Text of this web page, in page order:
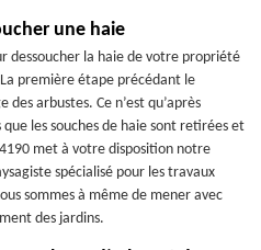
une haie
dessoucher la haie de votre propriété
première étape précédant le
des arbustes. Ce n’est qu’après
les souches de haie sont retirées et
met à votre disposition notre
spécialisé pour les travaux
sommes à même de mener avec
des jardins.